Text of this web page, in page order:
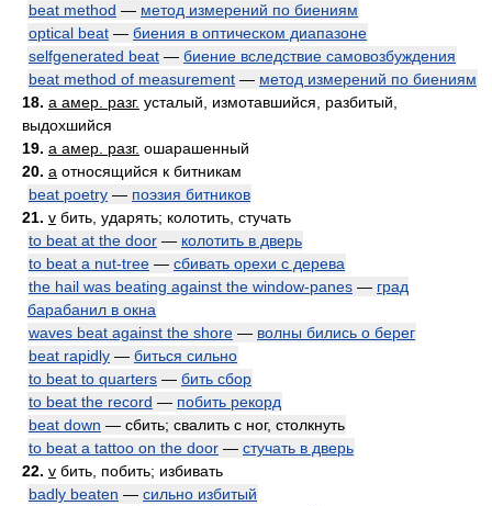
beat method — метод измерений по биениям
optical beat — биения в оптическом диапазоне
selfgenerated beat — биение вследствие самовозбуждения
beat method of measurement — метод измерений по биениям
18. a амер. разг. усталый, измотавшийся, разбитый,
выдохшийся
19. a амер. разг. ошарашенный
20. a относящийся к битникам
beat poetry — поэзия битников
21. v бить, ударять; колотить, стучать
to beat at the door — колотить в дверь
to beat a nut-tree — сбивать орехи с дерева
the hail was beating against the window-panes — град
барабанил в окна
waves beat against the shore — волны бились о берег
beat rapidly — биться сильно
to beat to quarters — бить сбор
to beat the record — побить рекорд
beat down — сбить; свалить с ног, столкнуть
to beat a tattoo on the door — стучать в дверь
22. v бить, побить; избивать
badly beaten — сильно избитый